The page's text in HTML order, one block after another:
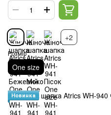
+2
Розмір
One size
Новинка